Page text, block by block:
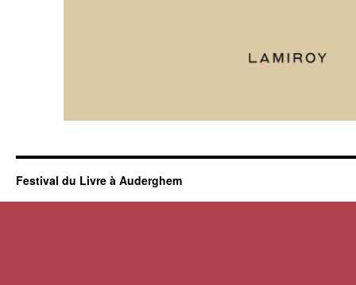
Festival du Livre à Auderghem